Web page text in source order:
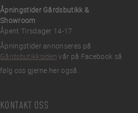
Åpningstider Gårdsbutikk &
Showroom
Åpent Tirsdager 14-17
Åpningstider annonseres på
Gårdsbutikksiden vår på Facebook så
følg oss gjerne her også.
KONTAKT OSS